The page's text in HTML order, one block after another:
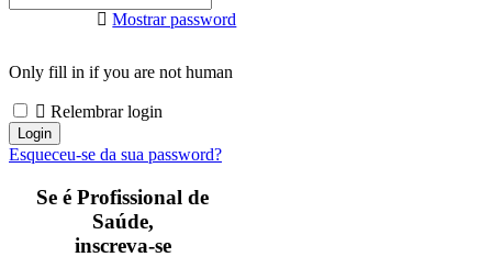
Mostrar password
Only fill in if you are not human
Relembrar login
Esqueceu-se da sua password?
Se é Profissional de
Saúde,
inscreva-se